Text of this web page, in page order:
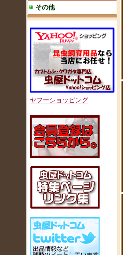
その他
ヤフーショッピング